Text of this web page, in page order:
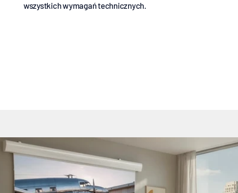
wszystkich wymagań technicznych.